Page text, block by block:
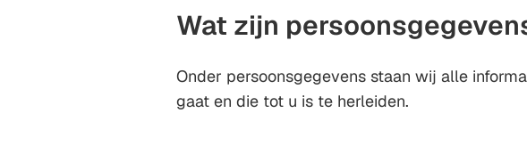
een
te
selecteren.
Wat zijn
Onder persoonsgegevens staan wij alle
gaat en die tot u is te herleiden.